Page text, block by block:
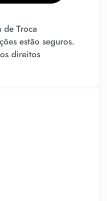
de Troca
estão seguros.
direitos